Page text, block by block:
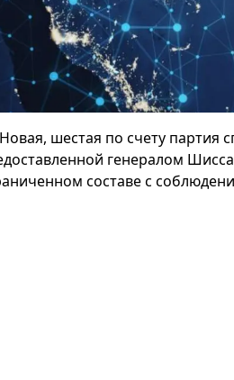
Новая, шестая по счету партия
генералом
составе с